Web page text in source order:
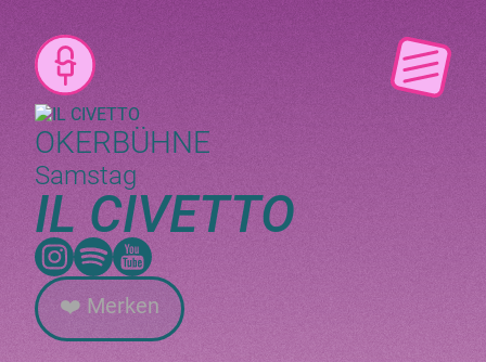
OKERBÜHNE
Samstag
IL CIVETTO
❤️ Merken